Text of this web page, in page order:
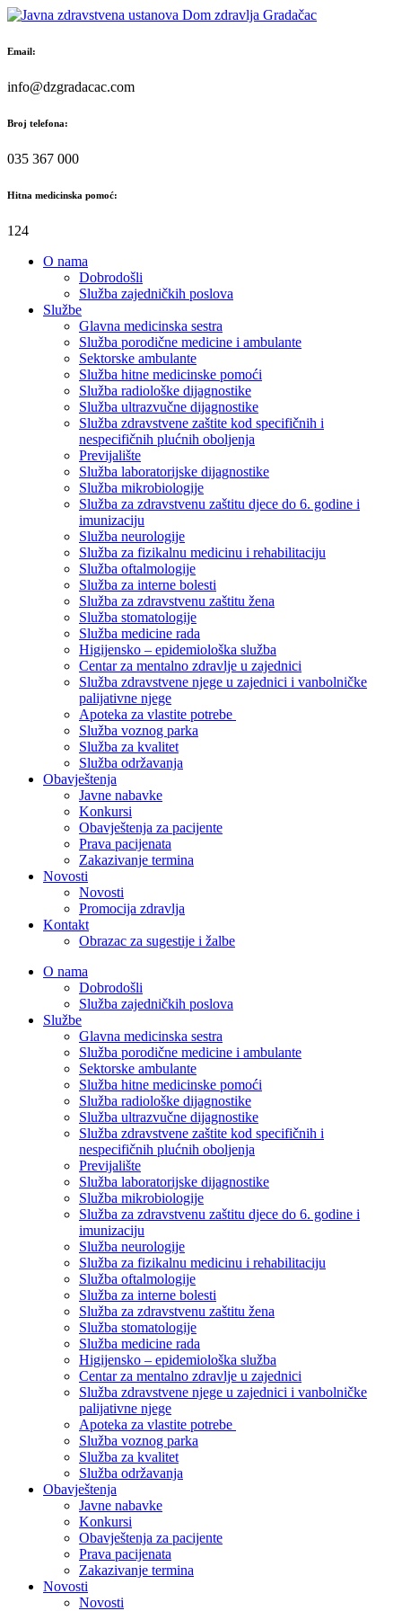
Skip
content
Email:
info@dzgradacac.com
Broj telefona:
035 367 000
Hitna medicinska pomoć:
124
O nama
Dobrodošli
Služba zajedničkih poslova
Službe
Glavna medicinska sestra
Služba porodične medicine i ambulante
Sektorske ambulante
Služba hitne medicinske pomoći
Služba radiološke dijagnostike
Služba ultrazvučne dijagnostike
Služba zdravstvene zaštite kod specifičnih i
nespecifičnih plućnih oboljenja
Previjalište
Služba laboratorijske dijagnostike
Služba mikrobiologije
Služba za zdravstvenu zaštitu djece do 6. godine i
imunizaciju
Služba neurologije
Služba za fizikalnu medicinu i rehabilitaciju
Služba oftalmologije
Služba za interne bolesti
Služba za zdravstvenu zaštitu žena
Služba stomatologije
Služba medicine rada
Higijensko – epidemiološka služba
Centar za mentalno zdravlje u zajednici
Služba zdravstvene njege u zajednici i vanbolničke
palijativne njege
Apoteka za vlastite potrebe
Služba voznog parka
Služba za kvalitet
Služba održavanja
Obavještenja
Javne nabavke
Konkursi
Obavještenja za pacijente
Prava pacijenata
Zakazivanje termina
Novosti
Novosti
Promocija zdravlja
Kontakt
Obrazac za sugestije i žalbe
O nama
Dobrodošli
Služba zajedničkih poslova
Službe
Glavna medicinska sestra
Služba porodične medicine i ambulante
Sektorske ambulante
Služba hitne medicinske pomoći
Služba radiološke dijagnostike
Služba ultrazvučne dijagnostike
Služba zdravstvene zaštite kod specifičnih i
nespecifičnih plućnih oboljenja
Previjalište
Služba laboratorijske dijagnostike
Služba mikrobiologije
Služba za zdravstvenu zaštitu djece do 6. godine i
imunizaciju
Služba neurologije
Služba za fizikalnu medicinu i rehabilitaciju
Služba oftalmologije
Služba za interne bolesti
Služba za zdravstvenu zaštitu žena
Služba stomatologije
Služba medicine rada
Higijensko – epidemiološka služba
Centar za mentalno zdravlje u zajednici
Služba zdravstvene njege u zajednici i vanbolničke
palijativne njege
Apoteka za vlastite potrebe
Služba voznog parka
Služba za kvalitet
Služba održavanja
Obavještenja
Javne nabavke
Konkursi
Obavještenja za pacijente
Prava pacijenata
Zakazivanje termina
Novosti
Novosti